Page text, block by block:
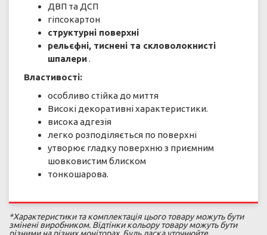
ДВП та ДСП
гіпсокартон
структурні поверхні
рельєфні, тиснені та скловолокнисті
шпалери.
Властивості:
особливо стійка до миття
Високі декоративні характеристики.
висока адгезія
легко розподіляється по поверхні
утворює гладку поверхню з приємним
шовковистим блиском
тонкошарова.
*Характеристики та комплектація цього товару можуть бути
змінені виробником. Відтінки кольору товару можуть бути